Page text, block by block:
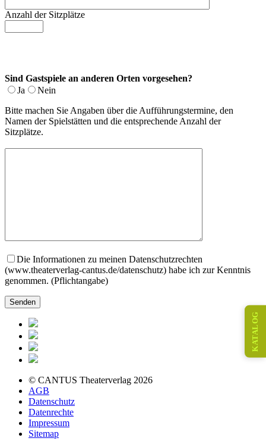
Anzahl der Sitzplätze
Sind Gastspiele an anderen Orten vorgesehen?
Ja
Nein
Bitte machen Sie Angaben über die Aufführungstermine, den
Namen der Spielstätten und die entsprechende Anzahl der
Sitzplätze.
Die Informationen zu meinen Datenschutzrechten
(www.theaterverlag-cantus.de/datenschutz) habe ich zur Kenntnis
genommen. (Pflichtangabe)
© CANTUS Theaterverlag 2026
AGB
Datenschutz
Datenrechte
Impressum
Sitemap
KATALOG